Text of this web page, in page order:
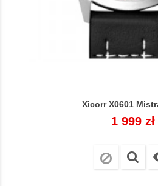
Xicorr X0601
Cena
1 999 zł